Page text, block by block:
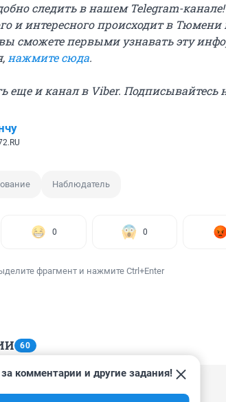
следить в нашем Telegram-
и интересного происходит в Тюмени
сможете первыми узнавать эту
нажмите сюда.
еще и канал в Viber. Подписывайтесь
Наблюдатель
0 0
фрагмент и нажмите Ctrl+Enter
60
комментарии и другие задания!